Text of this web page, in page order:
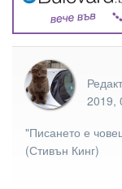
2019,
"Писането е
(Стивън Кинг)